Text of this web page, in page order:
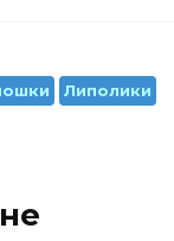
Липолики